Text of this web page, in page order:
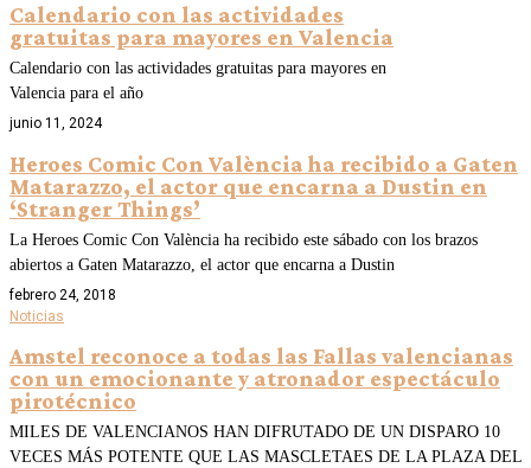
Calendario con las actividades
gratuitas para mayores en Valencia
Calendario con las actividades gratuitas para mayores en
Valencia para el año
junio 11, 2024
Heroes Comic Con València ha recibido a Gaten
Matarazzo, el actor que encarna a Dustin en
‘Stranger Things’
La Heroes Comic Con València ha recibido este sábado con los brazos
abiertos a Gaten Matarazzo, el actor que encarna a Dustin
febrero 24, 2018
Noticias
Amstel reconoce a todas las Fallas valencianas
con un emocionante y atronador espectáculo
pirotécnico
MILES DE VALENCIANOS HAN DIFRUTADO DE UN DISPARO 10
VECES MÁS POTENTE QUE LAS MASCLETAES DE LA PLAZA DEL